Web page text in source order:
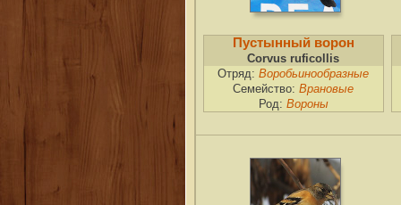
Пустынный ворон
Corvus ruficollis
Отряд:Воробьинообразные
Семейство:Врановые
Род: Вороны